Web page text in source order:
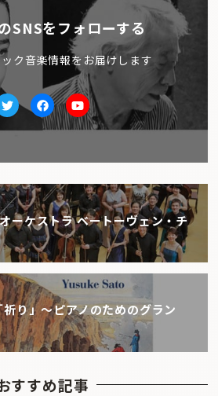
SNSをフォローする
ク音楽情報をお届けします
TwitterfacebookYoutube
ーケストラ ベートーヴェン・チ
祈り」〜ピアノのためのグラン
すすめ記事